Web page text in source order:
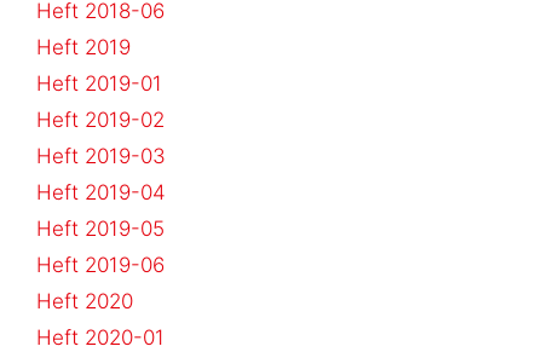
Heft 2018-06
Heft 2019
Heft 2019-01
Heft 2019-02
Heft 2019-03
Heft 2019-04
Heft 2019-05
Heft 2019-06
Heft 2020
Heft 2020-01